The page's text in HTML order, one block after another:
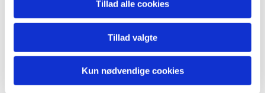
Tillad alle cookies
Tillad valgte
Kun nødvendige cookies
administrative område.
d. 28. august. Det er sjov og hygge for børn og deres
voksne. Der er fuld tilmelding. Det beviser, hvor